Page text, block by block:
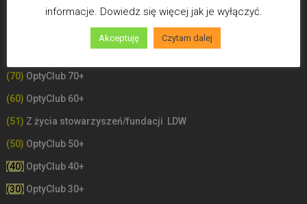
- OptyClub 90+
(70) OptyClub 70+
(60) OptyClub 60+
(51) Z życia stowarzyszeń/fundacji LDW
(50) OptyClub 50+
(40) OptyClub 40+
(30) OptyClub 30+
informacje. Dowiedz się więcej jak je wyłączyć.
Akceptuję Czytam dalej